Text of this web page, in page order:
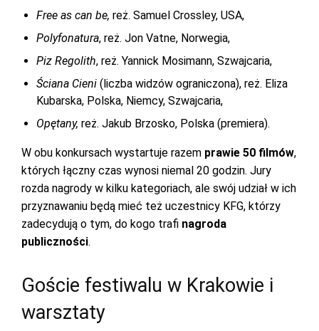
Free as can be, reż. Samuel Crossley, USA,
Polyfonatura, reż. Jon Vatne, Norwegia,
Piz Regolith, reż. Yannick Mosimann, Szwajcaria,
Ściana Cieni (liczba widzów ograniczona), reż. Eliza
Kubarska, Polska, Niemcy, Szwajcaria,
Opętany, reż. Jakub Brzosko, Polska (premiera).
W obu konkursach wystartuje razem prawie 50 filmów,
których łączny czas wynosi niemal 20 godzin. Jury
rozda nagrody w kilku kategoriach, ale swój udział w ich
przyznawaniu będą mieć też uczestnicy KFG, którzy
zadecydują o tym, do kogo trafi nagroda
publiczności.
Goście festiwalu w Krakowie i
warsztaty